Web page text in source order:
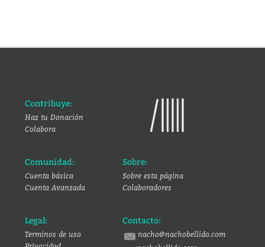
Contribuye:
Haz tu Donación
Colabora
Comunidad:
Cuenta básica
Cuenta Avanzada
Sobre:
Sobre esta página
Colaboradores
Legal:
Terminos de uso
Contacto:
nacho@nachobellido.com